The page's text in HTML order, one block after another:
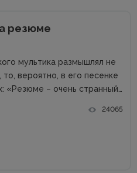
резюме
мультика размышлял не
вероятно, в его песенке
«Резюме – очень странный
24065